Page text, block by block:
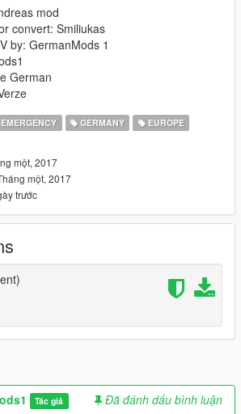
mod
convert: Smiliukas
by: GermanMods 1
German
GERMANY EUROPE
một, 2017
một, 2017
trước
Tác giả
Đã đánh dấu bình luận